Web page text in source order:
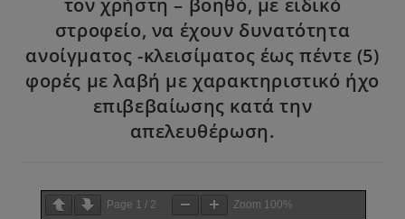
τον χρήστη – βοηθό, με ειδικό
στροφείο, να έχουν δυνατότητα
ανοίγματος -κλεισίματος έως πέντε (5)
φορές με λαβή με χαρακτηριστικό ήχο
επιβεβαίωσης κατά την
απελευθέρωση.
Page 1 / 2 Zoom 100%